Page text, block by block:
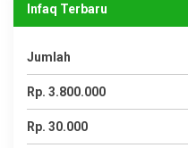
Infaq Terbaru
Jumlah
Rp. 3.800.000
Rp. 30.000